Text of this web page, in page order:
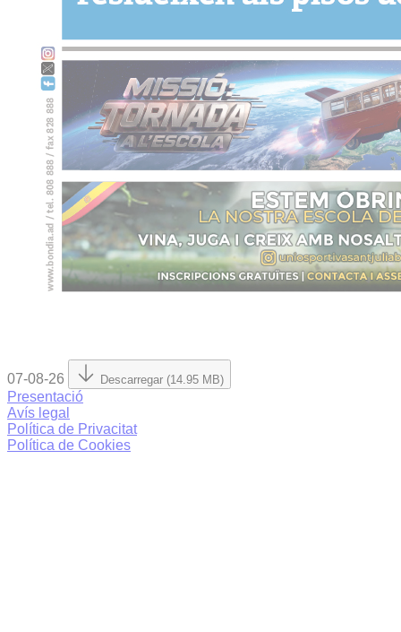
07-08-26 Descarregar (14.95 MB)
Presentació
Avís legal
Política de Privacitat
Política de Cookies